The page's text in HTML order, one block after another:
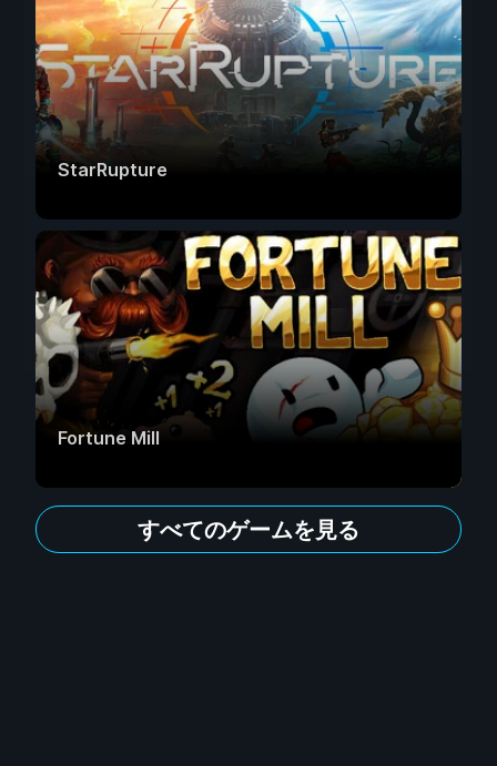
StarRupture
Fortune Mill
すべてのゲームを見る